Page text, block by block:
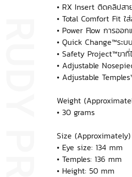
• RX Insert ติดคลิปสา
• Total Comfort Fit ใ
• Power Flow การออ
• Quick Change™ระบ
• Safety Project™ขา
• Adjustable
• Adjustable
Weight
• 30 grams
Size (Approximately)
• Eye size: 134 mm
• Temples: 136 mm
• Height: 50 mm